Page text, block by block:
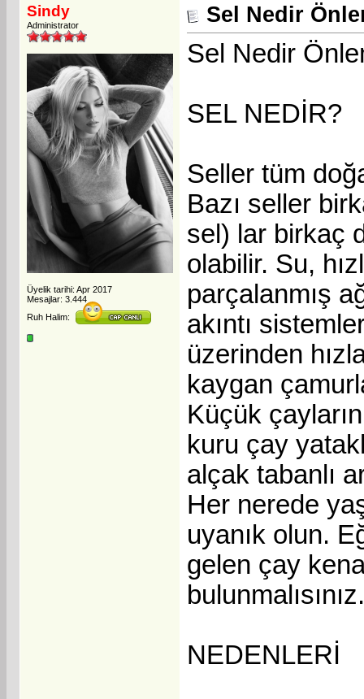
Sindy
Administrator
Üyelik tarihi: Apr 2017
Mesajlar: 3.444
Ruh Halim:
Sel Nedir
Sel Nedir
SEL NEDİR?
Seller tüm
Bazı seller
sel) lar birkaç
olabilir. Su,
parçalanmış
akıntı
üzerinden
kaygan
Küçük
kuru çay
alçak tabanlı
Her nerede
uyanık olun.
gelen çay
bulunmalısınız.
NEDENLERİ